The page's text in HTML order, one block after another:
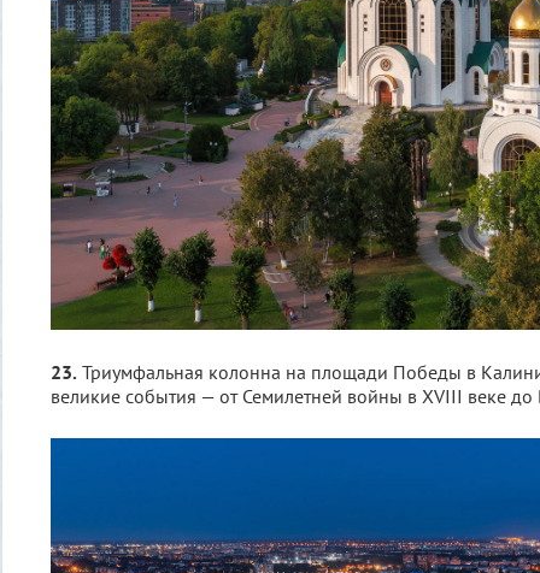
23. Триумфальная колонна на площади Победы в
великие события — от Семилетней войны в XVIII веке